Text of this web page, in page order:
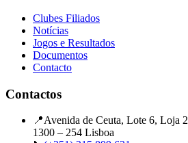
Clubes Filiados
Notícias
Jogos e Resultados
Documentos
Contacto
Contactos
📍Avenida de Ceuta, Lote 6, Loja 2
1300 – 254 Lisboa